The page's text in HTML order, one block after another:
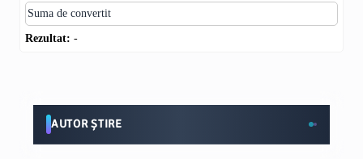
Rezultat: -
AUTOR ȘTIRE